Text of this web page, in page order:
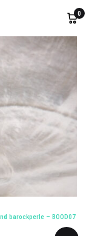
0
barockperle – BOOD07